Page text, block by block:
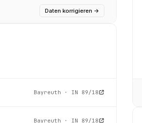
Daten korrigieren →
Bayreuth · IN 89/18
Bayreuth · IN 89/18